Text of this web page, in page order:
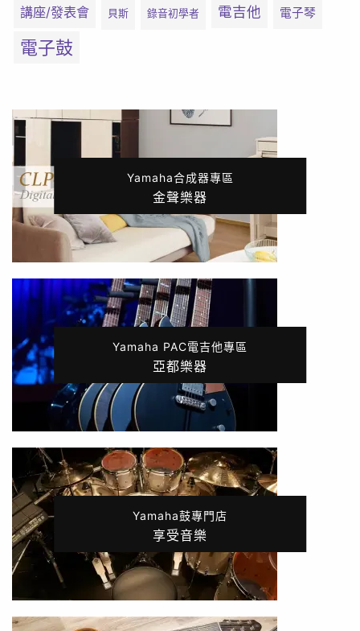
講座/發表會 貝斯 錄音初學者 電吉他 電子琴
電子鼓
Yamaha合成器專區
金聲樂器
Yamaha PAC電吉他專區
亞都樂器
Yamaha鼓專門店
享受音樂